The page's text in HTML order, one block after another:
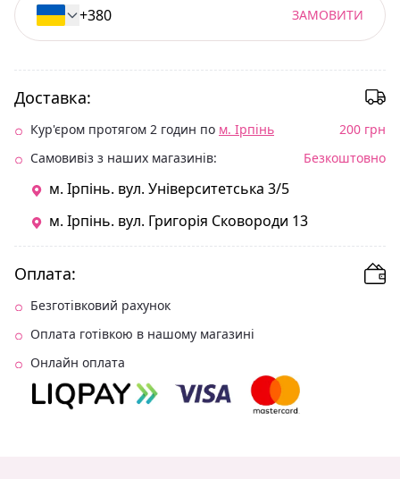
ЗАМОВИТИ
Доставка:
Кур'єром протягом 2 годин по м. Ірпінь
200 грн
Самовивіз з наших магазинів:
Безкоштовно
м. Ірпінь. вул. Університетська 3/5
м. Ірпінь. вул. Григорія Сковороди 13
Оплата:
Безготівковий рахунок
Оплата готівкою в нашому магазині
Онлайн оплата